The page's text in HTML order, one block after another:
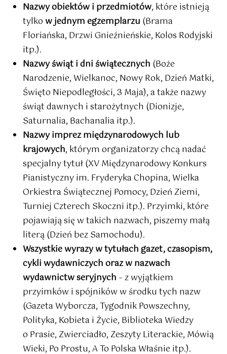
Nazwy obiektów i przedmiotów, które istnieją
tylko w jednym egzemplarzu (Brama
Floriańska, Drzwi Gnieźnieńskie, Kolos Rodyjski
itp.).
Nazwy świąt i dni świątecznych (Boże
Narodzenie, Wielkanoc, Nowy Rok, Dzień Matki,
Święto Niepodległości, 3 Maja), a także nazwy
świąt dawnych i starożytnych (Dionizje,
Saturnalia, Bachanalia itp.).
Nazwy imprez międzynarodowych lub
krajowych, którym organizatorzy chcą nadać
specjalny tytuł (XV Międzynarodowy Konkurs
Pianistyczny im. Fryderyka Chopina, Wielka
Orkiestra Świątecznej Pomocy, Dzień Ziemi,
Turniej Czterech Skoczni itp.). Przyimki, które
pojawiają się w takich nazwach, piszemy małą
literą (Dzień bez Samochodu).
Wszystkie wyrazy w tytułach gazet, czasopism,
cykli wydawniczych oraz w nazwach
wydawnictw seryjnych – z wyjątkiem
przyimków i spójników w środku tych nazw
(Gazeta Wyborcza, Tygodnik Powszechny,
Polityka, Kobieta i Życie, Biblioteka Wiedzy
o Prasie, Zwierciadło, Zeszyty Literackie, Mówią
Wieki, Po Prostu, A To Polska Właśnie itp.).